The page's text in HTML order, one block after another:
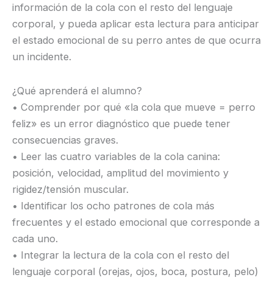
información de la cola con el resto del lenguaje
corporal, y pueda aplicar esta lectura para anticipar
el estado emocional de su perro antes de que ocurra
un incidente.
¿Qué aprenderá el alumno?
• Comprender por qué «la cola que mueve = perro
feliz» es un error diagnóstico que puede tener
consecuencias graves.
• Leer las cuatro variables de la cola canina:
posición, velocidad, amplitud del movimiento y
rigidez/tensión muscular.
• Identificar los ocho patrones de cola más
frecuentes y el estado emocional que corresponde a
cada uno.
• Integrar la lectura de la cola con el resto del
lenguaje corporal (orejas, ojos, boca, postura, pelo)